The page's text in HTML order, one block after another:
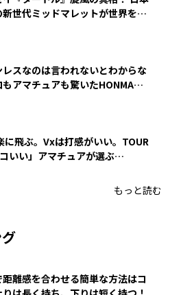
世代ミッドマレットが世界を席
レスなのは言われないとわからな
もアマチュアも驚いたHONMA
に飛ぶ。Vxは打感がいい。TOUR
いい」アマチュアが選ぶ
もっと読む
離感を合わせる簡単な方法はコ